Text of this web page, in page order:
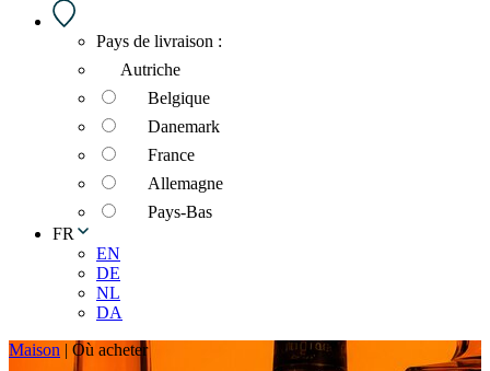
Pays de livraison :
Autriche
Belgique
Danemark
France
Allemagne
Pays-Bas
FR
EN
DE
NL
DA
Maison | Où acheter